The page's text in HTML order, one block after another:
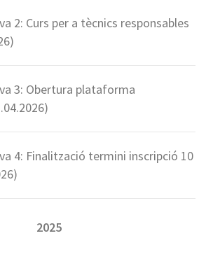
2: Curs per a tècnics responsables
3: Obertura plataforma
4: Finalització termini inscripció 10
2025